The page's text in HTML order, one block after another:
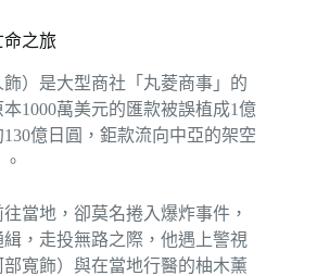
命之旅
）是大型商社「丸菱商事」的
1000萬美元的匯款被誤植成1億
億日圓，鉅款流向中亞的架空
當地，卻莫名捲入爆炸事件，
，走投無路之際，他遇上警視
寬飾）與在當地行醫的柚木薰